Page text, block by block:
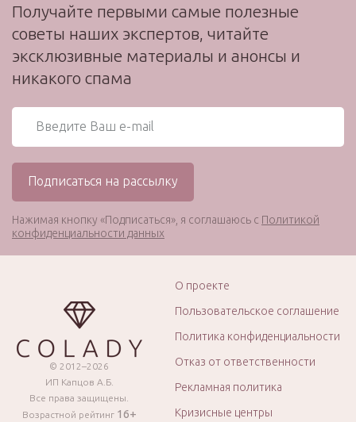
Получайте первыми самые полезные
советы наших экспертов, читайте
эксклюзивные материалы и анонсы и
никакого спама
Нажимая кнопку «Подписаться», я соглашаюсь с Политикой
конфиденциальности данных
© 2012–2026
ИП Капцов А.Б.
Все права защищены.
Возрастной рейтинг 16+
О проекте
Пользовательское соглашение
Политика конфиденциальности
Отказ от ответственности
Рекламная политика
Кризисные центры